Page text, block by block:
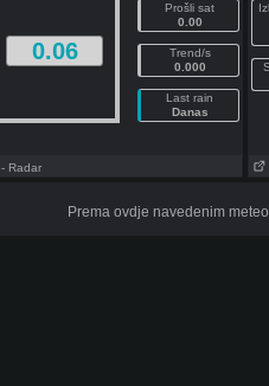
0.06
Prošli sat
0.00
Trend/s
0.000
Last rain
Danas
- Radar
Prema ovdje navedenim